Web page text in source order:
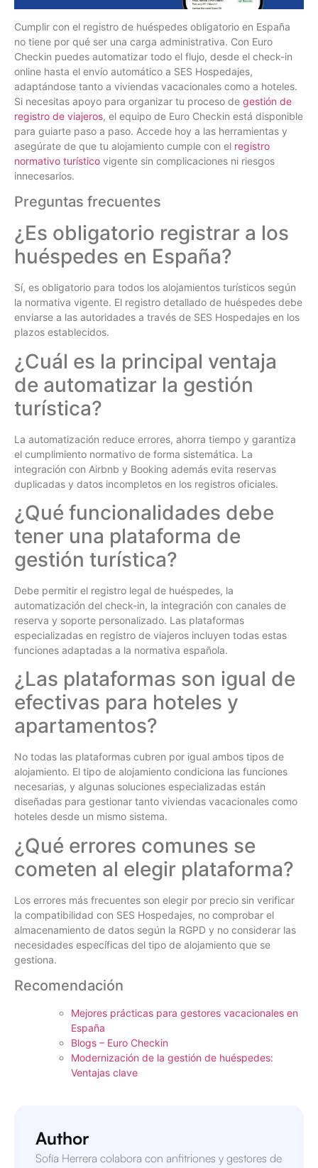
Cumplir con el registro de huéspedes obligatorio en España
no tiene por qué ser una carga administrativa. Con Euro
Checkin puedes automatizar todo el flujo, desde el check-in
online hasta el envío automático a SES Hospedajes,
adaptándose tanto a viviendas vacacionales como a hoteles.
Si necesitas apoyo para organizar tu proceso de gestión de
registro de viajeros, el equipo de Euro Checkin está disponible
para guiarte paso a paso. Accede hoy a las herramientas y
asegúrate de que tu alojamiento cumple con el registro
normativo turístico vigente sin complicaciones ni riesgos
innecesarios.
Preguntas frecuentes
¿Es obligatorio registrar a los
huéspedes en España?
Sí, es obligatorio para todos los alojamientos turísticos según
la normativa vigente. El registro detallado de huéspedes debe
enviarse a las autoridades a través de SES Hospedajes en los
plazos establecidos.
¿Cuál es la principal ventaja
de automatizar la gestión
turística?
La automatización reduce errores, ahorra tiempo y garantiza
el cumplimiento normativo de forma sistemática. La
integración con Airbnb y Booking además evita reservas
duplicadas y datos incompletos en los registros oficiales.
¿Qué funcionalidades debe
tener una plataforma de
gestión turística?
Debe permitir el registro legal de huéspedes, la
automatización del check-in, la integración con canales de
reserva y soporte personalizado. Las plataformas
especializadas en registro de viajeros incluyen todas estas
funciones adaptadas a la normativa española.
¿Las plataformas son igual de
efectivas para hoteles y
apartamentos?
No todas las plataformas cubren por igual ambos tipos de
alojamiento. El tipo de alojamiento condiciona las funciones
necesarias, y algunas soluciones especializadas están
diseñadas para gestionar tanto viviendas vacacionales como
hoteles desde un mismo sistema.
¿Qué errores comunes se
cometen al elegir plataforma?
Los errores más frecuentes son elegir por precio sin verificar
la compatibilidad con SES Hospedajes, no comprobar el
almacenamiento de datos según la RGPD y no considerar las
necesidades específicas del tipo de alojamiento que se
gestiona.
Recomendación
Mejores prácticas para gestores vacacionales en
España
Blogs – Euro Checkin
Modernización de la gestión de huéspedes:
Ventajas clave
Author
Sofía Herrera colabora con anfitriones y gestores de